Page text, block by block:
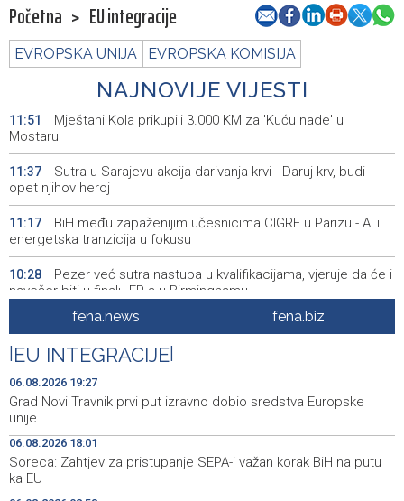
Početna > EU integracije
EVROPSKA UNIJA EVROPSKA KOMISIJA
NAJNOVIJE VIJESTI
11:51
Mještani Kola prikupili 3.000 KM za 'Kuću nade' u
Mostaru
11:37
Sutra u Sarajevu akcija darivanja krvi - Daruj krv, budi
opet njihov heroj
11:17
BiH među zapaženijim učesnicima CIGRE u Parizu - AI i
energetska tranzicija u fokusu
10:28
Pezer već sutra nastupa u kvalifikacijama, vjeruje da će i
navečer biti u finalu EP-a u Birminghamu
Ballian: Neopravdana sječa stabala a grad zbog manjka
drveća sve topliji
10:09
FBiH nema objedinjene podatke o povučenom i
uništenom mesu, prekršaji utvrđeni u 40 kontrola
10:03
zatvorila 'Dane dijaspore 2026' u Travniku
09:28
za očuvanje zdravlja srca tokom vrućina
fena.news fena.biz
EU INTEGRACIJE
06.08.2026 19:27
Grad Novi Travnik prvi put izravno dobio sredstva Europske
unije
06.08.2026 18:01
Soreca: Zahtjev za pristupanje SEPA-i važan korak BiH na putu
ka EU